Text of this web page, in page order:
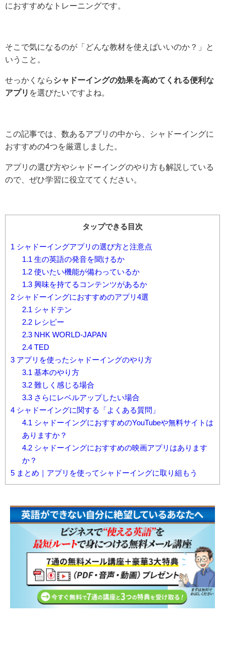
におすすめなトレーニングです。
そこで気になるのが「どんな教材を使えばいいのか？」と
いうこと。
せっかくならシャドーイングの効果を高めてくれる便利な
アプリ を選びたいですよね。
この記事では、数あるアプリの中から、シャドーイングに
おすすめの4つを厳選しました。
アプリの選び方やシャドーイングのやり方も解説している
ので、ぜひ学習に役立ててください。
タップできる目次
1 シャドーイングアプリの選び方と注意点
1.1 生の英語の発音を聞けるか
1.2使いたい機能が備わっているか
1.3興味を持てるコンテンツがあるか
2 シャドーイングにおすすめのアプリ4選
2.1 シャドテン
2.2レシピー
2.3NHK WORLD-JAPAN
2.4TED
3 アプリを使ったシャドーイングのやり方
3.1 基本のやり方
3.2難しく感じる場合
3.3さらにレベルアップしたい場合
4 シャドーイングに関する「よくある質問」
4.1 シャドーイングにおすすめのYouTubeや無料サイトは
ありますか？
4.2シャドーイングにおすすめの映画アプリはあります
か？
5 まとめ｜アプリを使ってシャドーイングに取り組もう